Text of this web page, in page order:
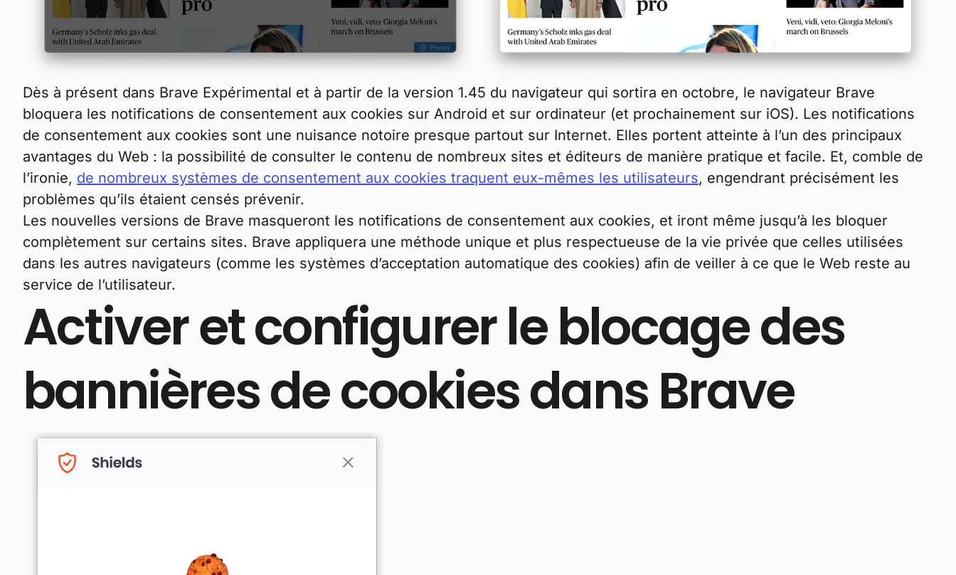
Dès à présent dans Brave Expérimental et à partir de la version 1.45 du navigateur qui sortira en octobre, le navigateur Brave
bloquera les notifications de consentement aux cookies sur Android et sur ordinateur (et prochainement sur iOS). Les notifications
de consentement aux cookies sont une nuisance notoire presque partout sur Internet. Elles portent atteinte à l’un des principaux
avantages du Web : la possibilité de consulter le contenu de nombreux sites et éditeurs de manière pratique et facile. Et, comble de
l’ironie, de nombreux systèmes de consentement aux cookies traquent eux-mêmes les utilisateurs, engendrant précisément les
problèmes qu’ils étaient censés prévenir.
Les nouvelles versions de Brave masqueront les notifications de consentement aux cookies, et iront même jusqu’à les bloquer
complètement sur certains sites. Brave appliquera une méthode unique et plus respectueuse de la vie privée que celles utilisées
dans les autres navigateurs (comme les systèmes d’acceptation automatique des cookies) afin de veiller à ce que le Web reste au
service de l’utilisateur.
Activer et configurer le blocage des
bannières de cookies dans Brave